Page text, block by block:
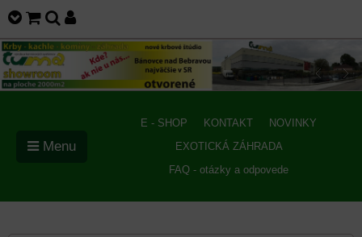
E - SHOP KONTAKT
NOVINKY
EXOTICKÁ ZÁHRADA
FAQ - otázky a odpovede
Menu